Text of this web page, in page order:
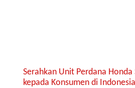
Serahkan Unit Perdana Honda
kepada Konsumen di Indonesia